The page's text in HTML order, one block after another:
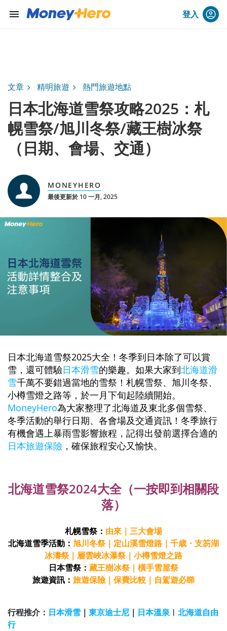
menu 登入
文章 精明旅遊 熱門旅遊地點
日本北海道雪祭攻略2025：札
幌雪祭/旭川冬祭/藏王樹冰祭
（日期、會場、交通）
MONEYHERO
最後更新於 10 一月, 2025
日本北海道雪祭2025大全！冬季到日本除了可以賞
雪，還可體驗日本滑雪的樂趣。如果大家到北海道滑
雪千萬不要錯過當地的雪祭！札幌雪祭、旭川冬祭、
小樽雪燈之路等，於一月下旬起陸續開始。
MoneyHero為大家整理了北海道及東北多個雪祭、
冬季活動的舉行日期、各會場及交通資訊！冬季旅行
有機會遇上暴雨雪影響旅程，記得出發前選擇合適的
日本旅遊保險 ，確保旅程安心又愉快。
北海道雪祭2024大全（一按即到相關段
落）
札幌雪祭： 由來 ｜ 三大會場
北海道雪季活動： 旭川冬祭｜ 定山溪雪燈路 ｜ 千歳・支笏湖
冰濤祭｜ 層雲峽冰瀑祭｜ 小樽雪燈之路
日本雪祭： 藏王樹冰祭｜ 橫手雪屋祭
旅遊資訊： 旅遊保險 ｜ 保費比較 ｜ 自駕遊必睇
行程推介： 日本滑雪 ｜ 東京迪士尼 ｜ 日本溫泉 ︱ 北海道自由
行